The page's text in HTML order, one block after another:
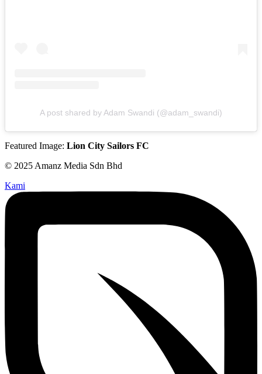
A post shared by Adam Swandi (@adam_swandi)
Featured Image: Lion City Sailors FC
© 2025 Amanz Media Sdn Bhd
Kami